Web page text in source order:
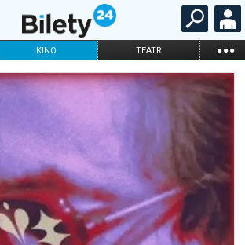
KINO TEATR ...
OPERA I BALET
STAND-UP